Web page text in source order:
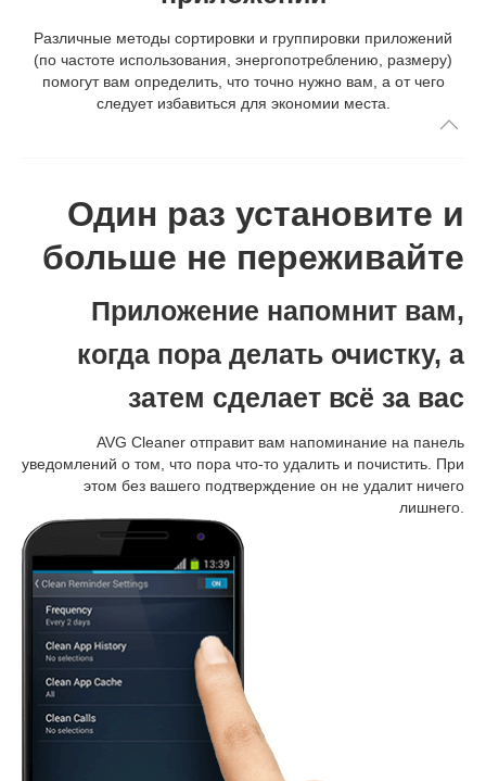
Различные методы сортировки и группировки приложений
(по частоте использования, энергопотреблению, размеру)
помогут вам определить, что точно нужно вам, а от чего
следует избавиться для экономии места.
Один раз установите и
больше не переживайте
Приложение напомнит вам,
когда пора делать очистку, а
затем сделает всё за вас
AVG Cleaner отправит вам напоминание на панель
уведомлений о том, что пора что-то удалить и почистить. При
этом без вашего подтверждение он не удалит ничего
лишнего.